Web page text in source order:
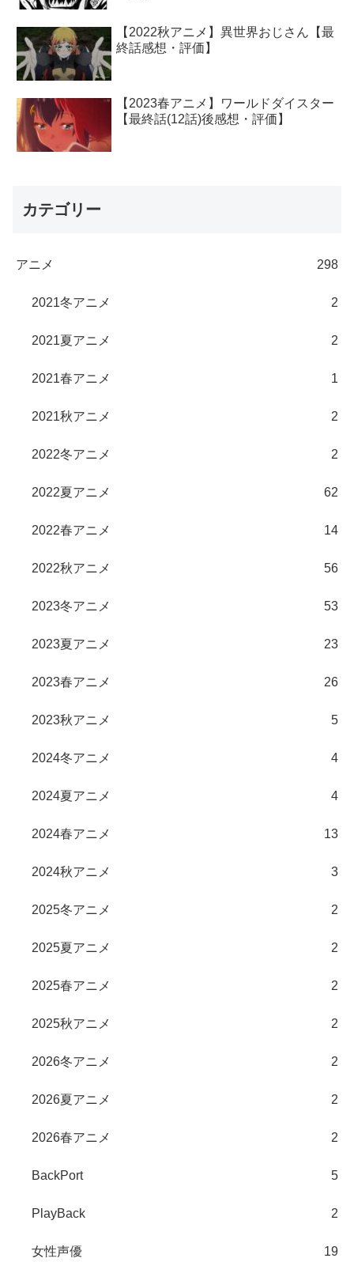
【2022秋アニメ】異世界おじさん【最
終話感想・評価】
【2023春アニメ】ワールドダイスター
【最終話(12話)後感想・評価】
カテゴリー
アニメ 298
2021冬アニメ 2
2021夏アニメ 2
2021春アニメ 1
2021秋アニメ 2
2022冬アニメ 2
2022夏アニメ 62
2022春アニメ 14
2022秋アニメ 56
2023冬アニメ 53
2023夏アニメ 23
2023春アニメ 26
2023秋アニメ 5
2024冬アニメ 4
2024夏アニメ 4
2024春アニメ 13
2024秋アニメ 3
2025冬アニメ 2
2025夏アニメ 2
2025春アニメ 2
2025秋アニメ 2
2026冬アニメ 2
2026夏アニメ 2
2026春アニメ 2
BackPort 5
PlayBack 2
女性声優 19